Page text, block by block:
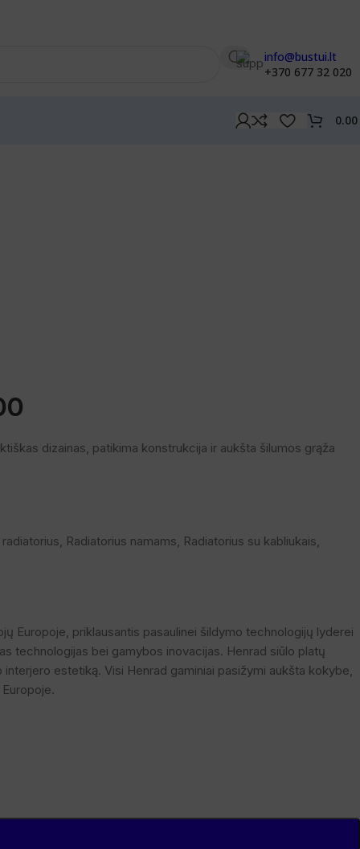
info@bustui.lt
+370 677 32 020
0.00
dizainas, patikima konstrukcija ir aukšta šilumos grąža
Radiatorius namams Radiatorius su kabliukais
Europoje, priklausantis pasaulinei šildymo technologijų lyderei
technologijas bei gamybos inovacijas. Henrad siūlo platų
estetiką. Visi Henrad gaminiai pasižymi aukšta kokybe,